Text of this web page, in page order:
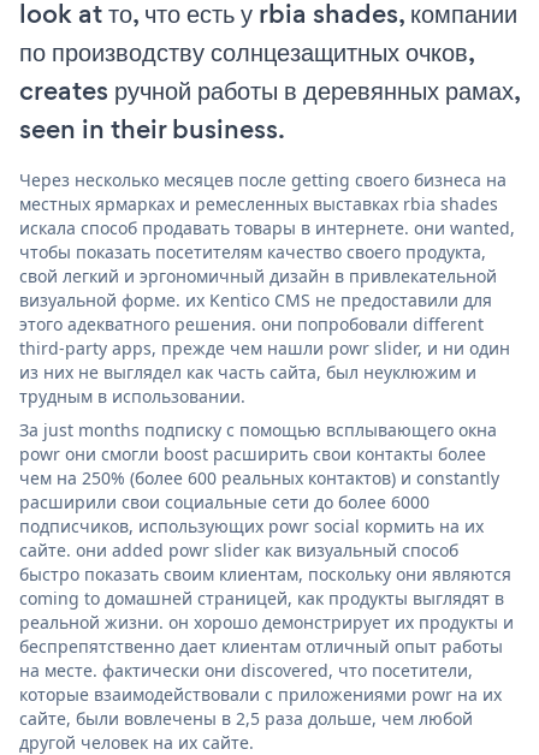
look at то, что есть у rbia shades, компании
по производству солнцезащитных очков,
creates ручной работы в деревянных рамах,
seen in their business.
Через несколько месяцев после getting своего бизнеса на
местных ярмарках и ремесленных выставках rbia shades
искала способ продавать товары в интернете. они wanted,
чтобы показать посетителям качество своего продукта,
свой легкий и эргономичный дизайн в привлекательной
визуальной форме. их Kentico CMS не предоставили для
этого адекватного решения. они попробовали different
third-party apps, прежде чем нашли powr slider, и ни один
из них не выглядел как часть сайта, был неуклюжим и
трудным в использовании.
За just months подписку с помощью всплывающего окна
powr они смогли boost расширить свои контакты более
чем на 250% (более 600 реальных контактов) и constantly
расширили свои социальные сети до более 6000
подписчиков, использующих powr social кормить на их
сайте. они added powr slider как визуальный способ
быстро показать своим клиентам, поскольку они являются
coming to домашней страницей, как продукты выглядят в
реальной жизни. он хорошо демонстрирует их продукты и
беспрепятственно дает клиентам отличный опыт работы
на месте. фактически они discovered, что посетители,
которые взаимодействовали с приложениями powr на их
сайте, были вовлечены в 2,5 раза дольше, чем любой
другой человек на их сайте.